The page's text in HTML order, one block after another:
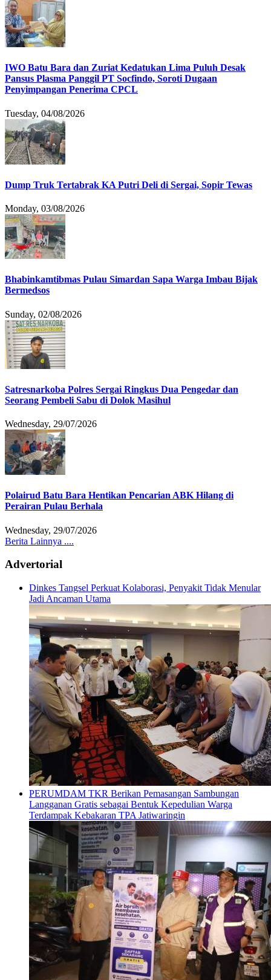
IWO Batu Bara dan Zuriat Kedatukan Lima Puluh Desak
Pansus Plasma Panggil PT Socfindo, Soroti Dugaan
Penyimpangan Penerima CPCL
Tuesday, 04/08/2026
Dump Truk Tertabrak KA Putri Deli di Sergai, Sopir Tewas
Monday, 03/08/2026
Bhabinkamtibmas Pulau Simardan Sapa Warga Imbau Bijak
Bermedsos
Sunday, 02/08/2026
Satresnarkoba Polres Sergai Ringkus Dua Pengedar dan
Seorang Pembeli Sabu di Dolok Masihul
Wednesday, 29/07/2026
Polairud Batu Bara Hentikan Pencarian ABK Hilang di
Perairan Pulau Berhala
Wednesday, 29/07/2026
Berita Lainnya ....
Advertorial
Dinkes Tangsel Perkuat Kolaborasi, Penyakit Tidak Menular
Jadi Ancaman Utama
PERUMDAM TKR Berikan Pemasangan Sambungan
Langganan Gratis sebagai Bentuk Kepedulian Warga
Terdampak Kebakaran TPA Jatiwaringin